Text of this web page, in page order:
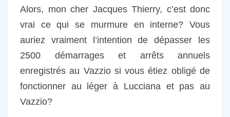
Alors, mon cher Jacques Thierry, c’est donc
vrai ce qui se murmure en interne? Vous
auriez vraiment l’intention de dépasser les
2500 démarrages et arrêts annuels
enregistrés au Vazzio si vous étiez obligé de
fonctionner au léger à Lucciana et pas au
Vazzio?